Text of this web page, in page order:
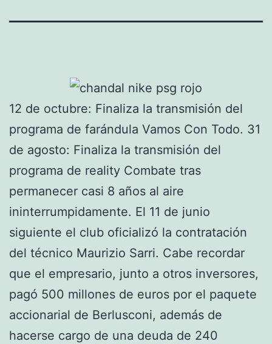
12 de octubre: Finaliza la transmisión del
programa de farándula Vamos Con Todo. 31
de agosto: Finaliza la transmisión del
programa de reality Combate tras
permanecer casi 8 años al aire
ininterrumpidamente. El 11 de junio
siguiente el club oficializó la contratación
del técnico Maurizio Sarri. Cabe recordar
que el empresario, junto a otros inversores,
pagó 500 millones de euros por el paquete
accionarial de Berlusconi, además de
hacerse cargo de una deuda de 240